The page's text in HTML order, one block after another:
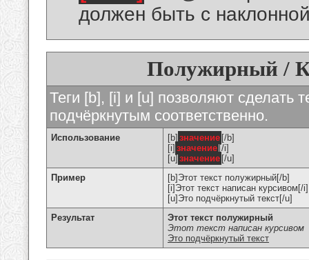
должен быть с
Полужирный /
Теги [b], [i] и [u] позволяют сделать
подчёркнутым соответственно.
Использование [b] значение [/b]
[i] значение [/i]
[u] значение [/u]
Пример
[b]Этот текст полужирный[/b]
[i]Этот текст написан курсивом[/i]
[u]Это подчёркнутый текст[/u]
Результат
Этот текст полужирный
Этот текст написан курсивом
Это подчёркнутый текст